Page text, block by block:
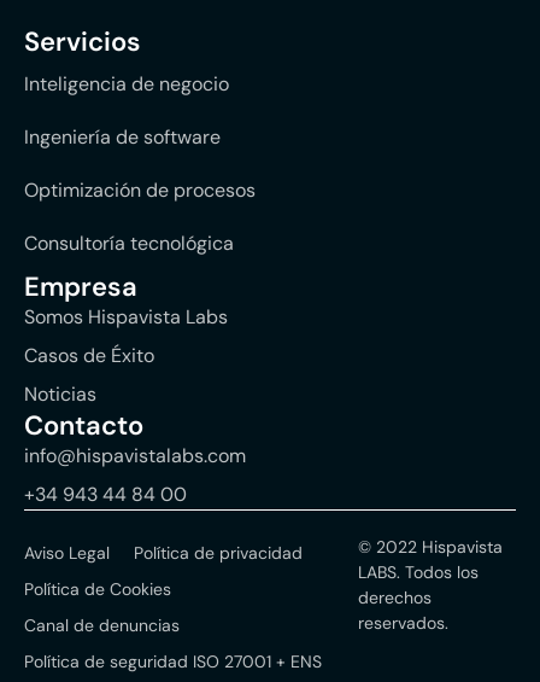
Servicios
Inteligencia de negocio
Ingeniería de software
Optimización de procesos
Consultoría tecnológica
Empresa
Somos Hispavista Labs
Casos de Éxito
Noticias
Contacto
info@hispavistalabs.com
+34 943 44 84 00
© 2022 Hispavista
LABS. Todos los
derechos
reservados.
Aviso Legal
Política de privacidad
Política de Cookies
Canal de denuncias
Política de seguridad ISO 27001 + ENS